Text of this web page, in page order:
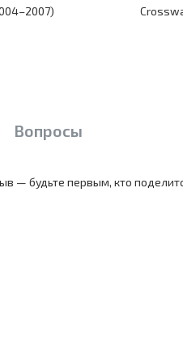
Вопросы
— будьте первым, кто